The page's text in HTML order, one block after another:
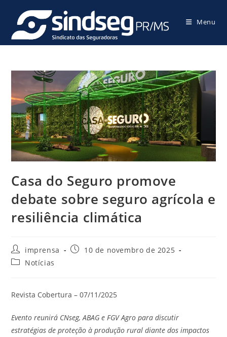
Menu
Casa do Seguro promove
debate sobre seguro agrícola e
resiliência climática
imprensa
10 de novembro de 2025
Notícias
Revista Cobertura – 07/11/2025
Evento reunirá CNseg, ABAG e FGV Agro para discutir
estratégias de proteção à produção rural diante dos impactos